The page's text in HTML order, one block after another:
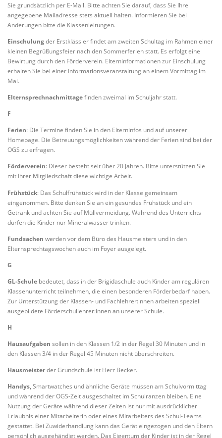
Sie grundsätzlich per E-Mail. Bitte achten Sie darauf, dass Sie Ihre
angegebene Mailadresse stets aktuell halten. Informieren Sie bei
Änderungen bitte die Klassenleitungen.
Einschulungder Erstklässler findet am zweiten Schultag im Rahmen einer
kleinen Begrüßungsfeier nach den Sommerferien statt. Es erfolgt eine
Bewirtung durch den Förderverein. Elterninformationen zur Einschulung
erhalten Sie bei einer Informationsveranstaltung an einem Vormittag im
Mai.
Elternsprechnachmittagefinden zweimal im Schuljahr statt.
F
Ferien: Die Termine finden Sie in den Elterninfos und auf unserer
Homepage. Die Betreuungsmöglichkeiten während der Ferien sind bei der
OGS zu erfragen.
Förderverein: Dieser besteht seit über 20 Jahren. Bitte unterstützen Sie
mit Ihrer Mitgliedschaft diese wichtige Arbeit.
Frühstück: Das Schulfrühstück wird in der Klasse gemeinsam
eingenommen. Bitte denken Sie an ein gesundes Frühstück und ein
Getränk und achten Sie auf Müllvermeidung. Während des Unterrichts
dürfen die Kinder nur Mineralwasser trinken.
Fundsachen werden vor dem Büro des Hausmeisters und in den
Elternsprechtagswochen auch im Foyer ausgelegt.
G
GL-Schule bedeutet, dass in der Brigidaschule auch Kinder am regulären
Klassenunterricht teilnehmen, die einen besonderen Förderbedarf haben.
Zur Unterstützung der Klassen- und Fachlehrer:innen arbeiten speziell
ausgebildete Förderschullehrer:innen an unserer Schule.
H
Hausaufgaben sollen in den Klassen 1/2 in der Regel 30 Minuten und in
den Klassen 3/4 in der Regel 45 Minuten nicht überschreiten.
Hausmeisterder Grundschule ist Herr Becker.
Handys,Smartwatches und ähnliche Geräte müssen am Schulvormittag
und während der OGS-Zeit ausgeschaltet im Schulranzen bleiben. Eine
Nutzung der Geräte während dieser Zeiten ist nur mit ausdrücklicher
Erlaubnis einer Mitarbeiterin oder eines Mitarbeiters des Schul-Teams
gestattet. Bei Zuwiderhandlung kann das Gerät eingezogen und den Eltern
persönlich ausgehändigt werden. Das Eigentum der Kinder ist in der Regel